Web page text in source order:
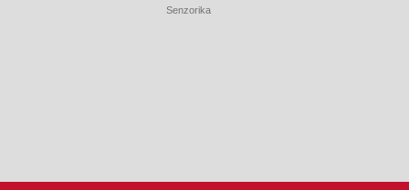
Senzorika